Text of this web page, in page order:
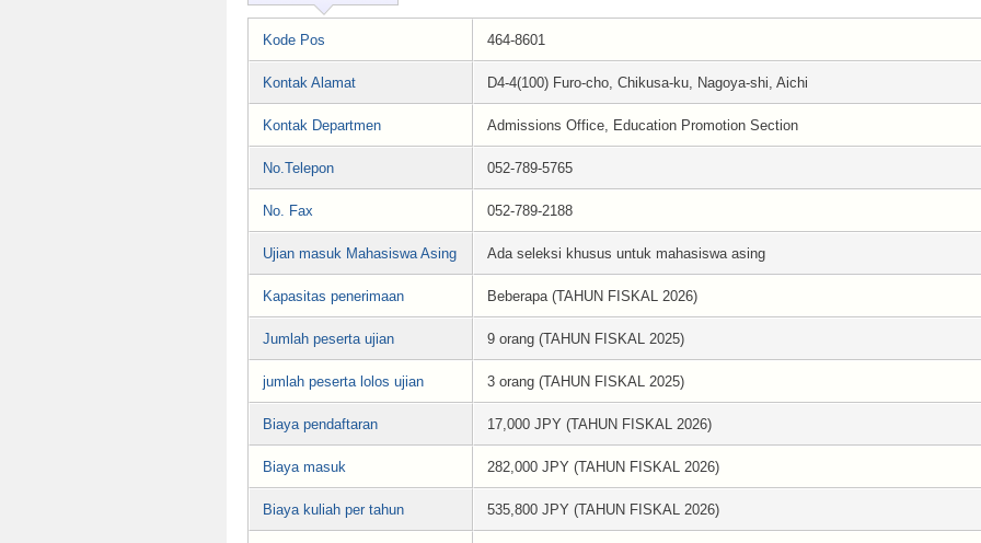
Kode Pos 464-8601
Kontak Alamat D4-4(100) Furo-cho, Chikusa-ku, Nagoya-shi, Aichi
Kontak Departmen Admissions Office, Education Promotion Section
No.Telepon 052-789-5765
No. Fax 052-789-2188
Ujian masuk Mahasiswa Asing Ada seleksi khusus untuk mahasiswa asing
Kapasitas penerimaan Beberapa (TAHUN FISKAL 2026)
Jumlah peserta ujian 9 orang (TAHUN FISKAL 2025)
jumlah peserta lolos ujian 3 orang (TAHUN FISKAL 2025)
Biaya pendaftaran 17,000 JPY (TAHUN FISKAL 2026)
Biaya masuk 282,000 JPY (TAHUN FISKAL 2026)
Biaya kuliah per tahun 535,800 JPY (TAHUN FISKAL 2026)